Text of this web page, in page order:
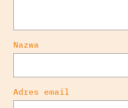
Nazwa
Adres email